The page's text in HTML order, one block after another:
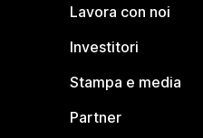
Lavora con noi
Investitori
Stampa e media
Partner